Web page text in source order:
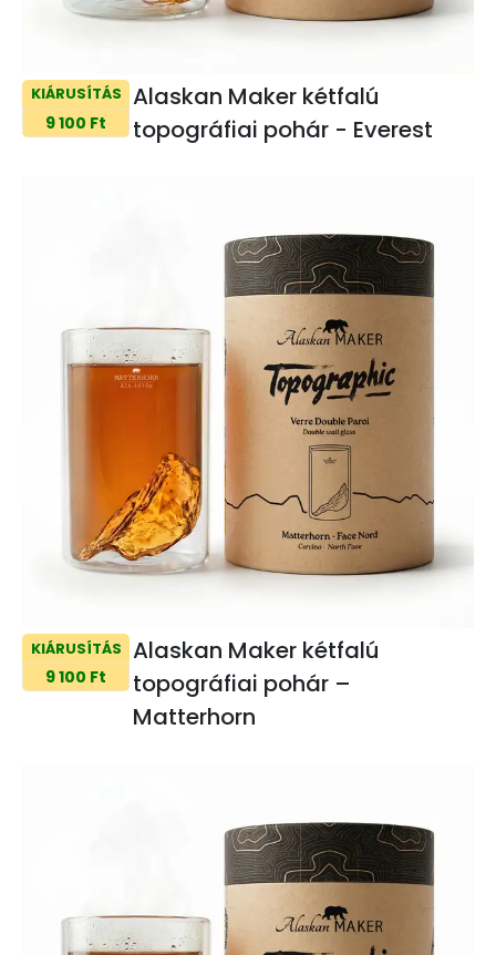
KIÁRUSÍTÁS
9 100 Ft
Alaskan Maker kétfalú
topográfiai pohár - Everest
KIÁRUSÍTÁS
9 100 Ft
Alaskan Maker kétfalú
topográfiai pohár –
Matterhorn